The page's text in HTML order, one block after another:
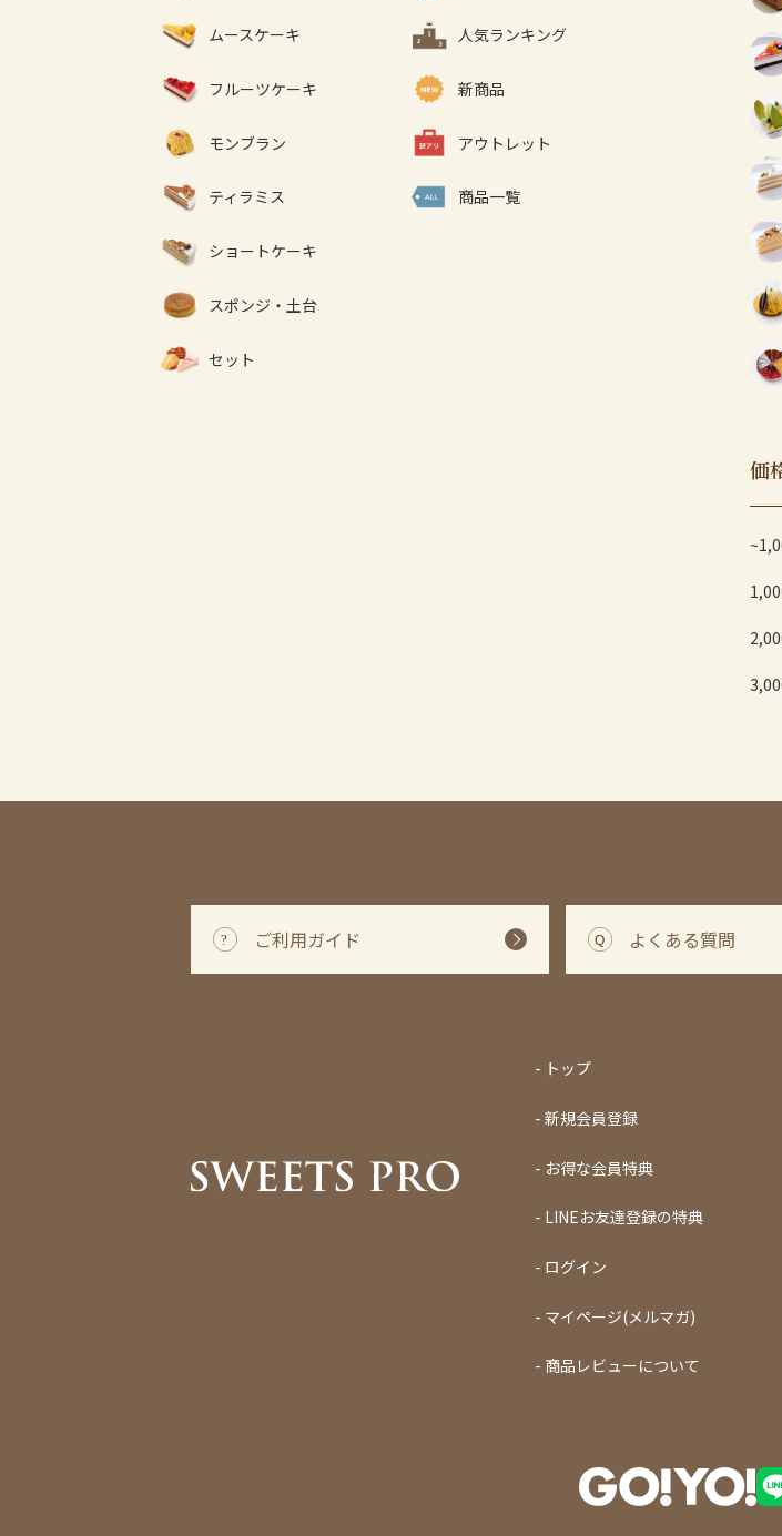
ムースケーキ
フルーツケーキ
モンブラン
ティラミス
ショートケーキ
スポンジ・土台
セット
人気ランキング
新商品
アウトレット
商品一覧
価
ご利用ガイド よくある質問
トップ
新規会員登録
お得な会員特典
LINEお友達登録の特典
ログイン
マイページ(メルマガ)
商品レビューについて